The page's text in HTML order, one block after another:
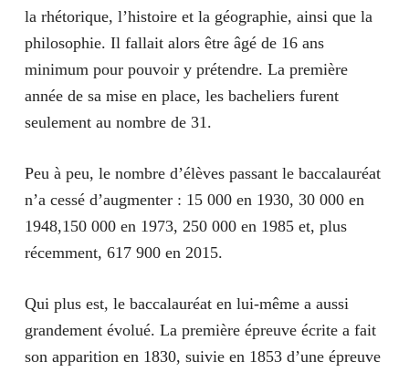
la rhétorique, l’histoire et la géographie, ainsi que la
philosophie. Il fallait alors être âgé de 16 ans
minimum pour pouvoir y prétendre. La première
année de sa mise en place, les bacheliers furent
seulement au nombre de 31.
Peu à peu, le nombre d’élèves passant le baccalauréat
n’a cessé d’augmenter : 15 000 en 1930, 30 000 en
1948,150 000 en 1973, 250 000 en 1985 et, plus
récemment, 617 900 en 2015.
Qui plus est, le baccalauréat en lui-même a aussi
grandement évolué. La première épreuve écrite a fait
son apparition en 1830, suivie en 1853 d’une épreuve